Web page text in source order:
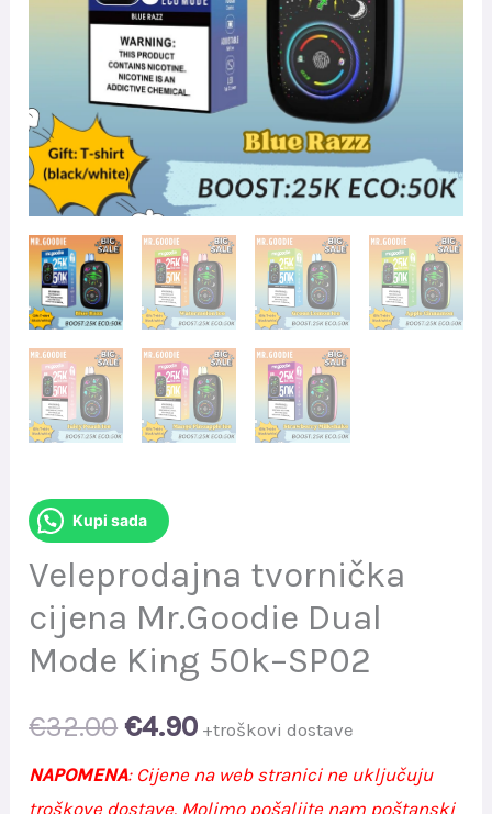
Kupi sada
Veleprodajna tvornička
cijena Mr.Goodie Dual
Mode King 50k–SP02
€32.00 Original
price
€4.90Current
price
+troškovi dostave
NAPOMENA: Cijene na web stranici ne uključuju
troškove dostave. Molimo pošaljite nam poštanski